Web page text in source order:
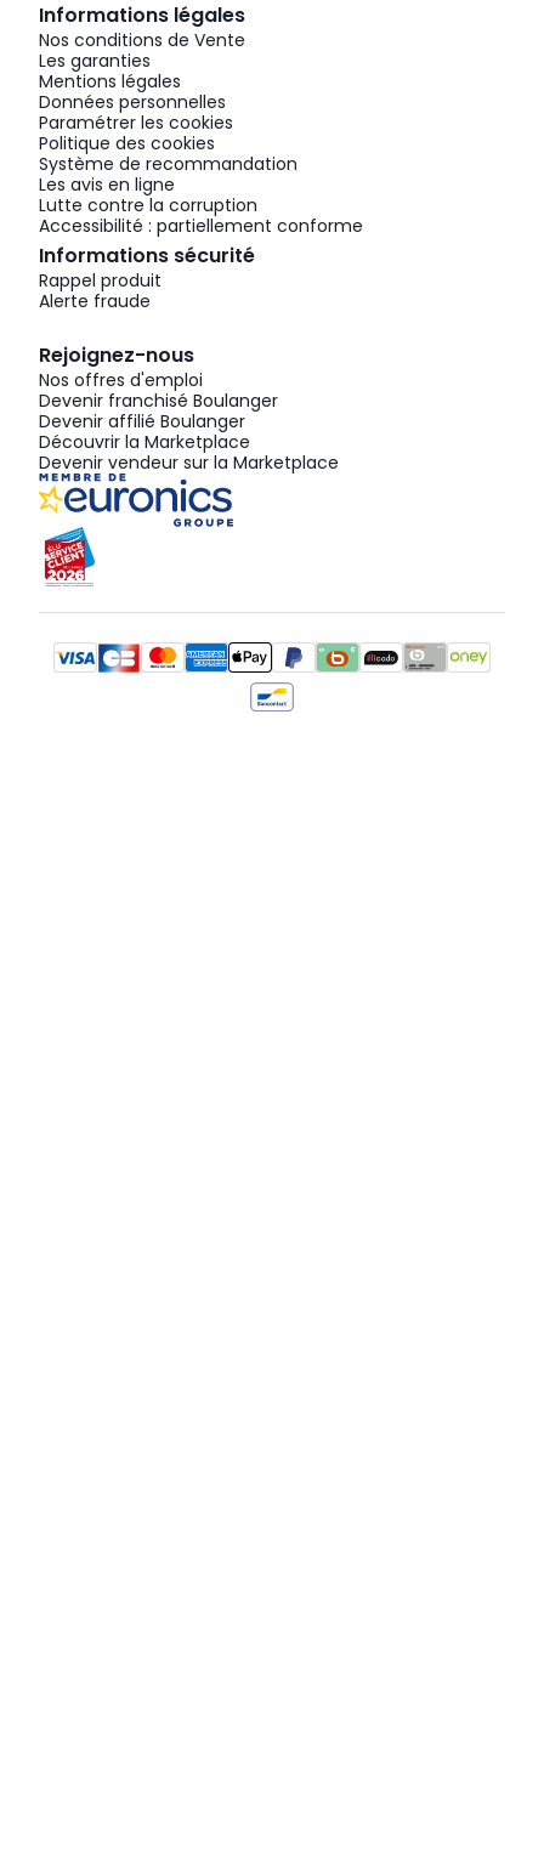
Informations légales
Nos conditions de Vente
Les garanties
Mentions légales
Données personnelles
Paramétrer les cookies
Politique des cookies
Système de recommandation
Les avis en ligne
Lutte contre la corruption
Accessibilité : partiellement conforme
Informations sécurité
Rappel produit
Alerte fraude
Rejoignez-nous
Nos offres d'emploi
Devenir franchisé Boulanger
Devenir affilié Boulanger
Découvrir la Marketplace
Devenir vendeur sur la Marketplace